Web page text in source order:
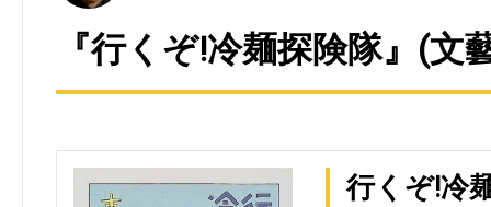
『行くぞ!冷麺探険隊』(文
行くぞ!冷